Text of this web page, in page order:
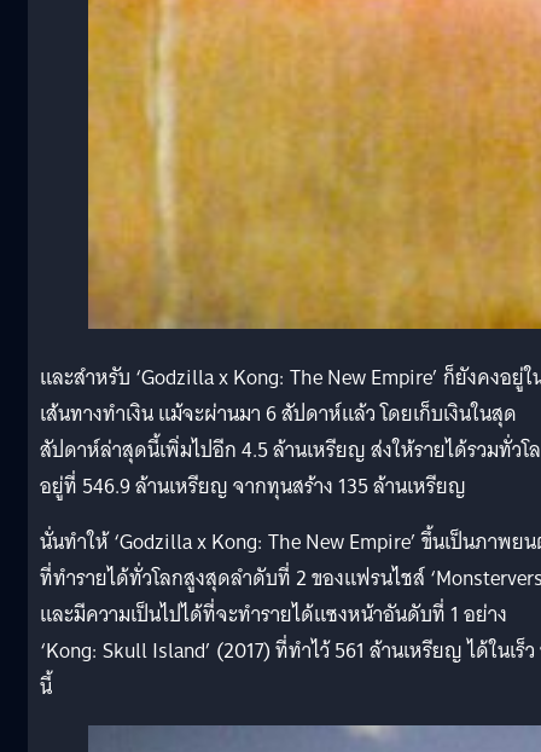
และสำหรับ ‘Godzilla x Kong: The New Empire’ ก็ยังคงอยู่ใ
เส้นทางทำเงิน แม้จะผ่านมา 6 สัปดาห์แล้ว โดยเก็บเงินในสุด
สัปดาห์ล่าสุดนี้เพิ่มไปอีก 4.5 ล้านเหรียญ ส่งให้รายได้รวมทั่วโ
อยู่ที่ 546.9 ล้านเหรียญ จากทุนสร้าง 135 ล้านเหรียญ
นั่นทำให้ ‘Godzilla x Kong: The New Empire’ ขึ้นเป็นภาพย
ที่ทำรายได้ทั่วโลกสูงสุดลำดับที่ 2 ของแฟรนไชส์
และมีความเป็นไปได้ที่จะทำรายได้แซงหน้าอันดับที่ 1 อย่าง
‘Kong: Skull Island’ (2017) ที่ทำไว้ 561 ล้านเหรียญ ได้ในเร็
นี้